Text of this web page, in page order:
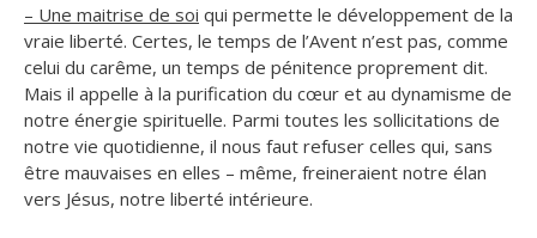
– Une maitrise de soi qui permette le développement de la
vraie liberté. Certes, le temps de l’Avent n’est pas, comme
celui du carême, un temps de pénitence proprement dit.
Mais il appelle à la purification du cœur et au dynamisme de
notre énergie spirituelle. Parmi toutes les sollicitations de
notre vie quotidienne, il nous faut refuser celles qui, sans
être mauvaises en elles – même, freineraient notre élan
vers Jésus, notre liberté intérieure.